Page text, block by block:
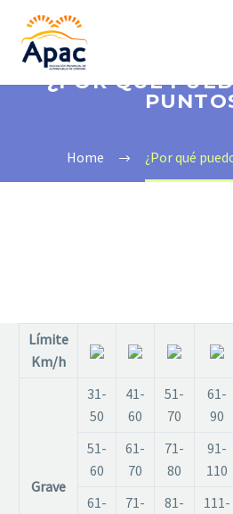
¿POR QUÉ
Home ¿Por qué
Límite
Km/h
Grave
31-
50
41-
60
51-
70
61-
90
51-
60
61-
70
71-
80
91-
110
61-
71-
81-
111-